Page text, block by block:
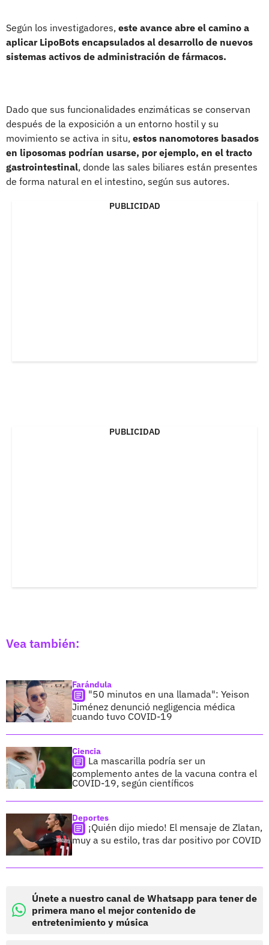
Según los investigadores, este avance abre el camino a
aplicar LipoBots encapsulados al desarrollo de nuevos
sistemas activos de administración de fármacos.
Dado que sus funcionalidades enzimáticas se conservan
después de la exposición a un entorno hostil y su
movimiento se activa in situ, estos nanomotores basados ​​
en liposomas podrían usarse, por ejemplo, en el tracto
gastrointestinal, donde las sales biliares están presentes
de forma natural en el intestino, según sus autores.
PUBLICIDAD
PUBLICIDAD
Vea también:
Farándula
"50 minutos en una llamada": Yeison
Jiménez denunció negligencia médica
cuando tuvo COVID-19
Ciencia
La mascarilla podría ser un
complemento antes de la vacuna contra el
COVID-19, según científicos
Deportes
¡Quién dijo miedo! El mensaje de Zlatan,
muy a su estilo, tras dar positivo por COVID
Únete a nuestro canal de Whatsapp para tener de
primera mano el mejor contenido de
entretenimiento y música